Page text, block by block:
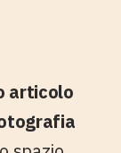
articolo